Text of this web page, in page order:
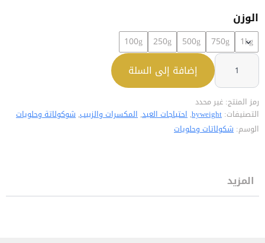
الوزن
1kg
750g
500g
250g
100g
كمية
إضافة إلى السلة
رمز المنتج: غير محدد
التصنيفات: byweight
, احتياجات العيد, المكسرات والزبيب, شوكولاتة وحلويات
الوسم: شكولاتات وحلويات
المزيد